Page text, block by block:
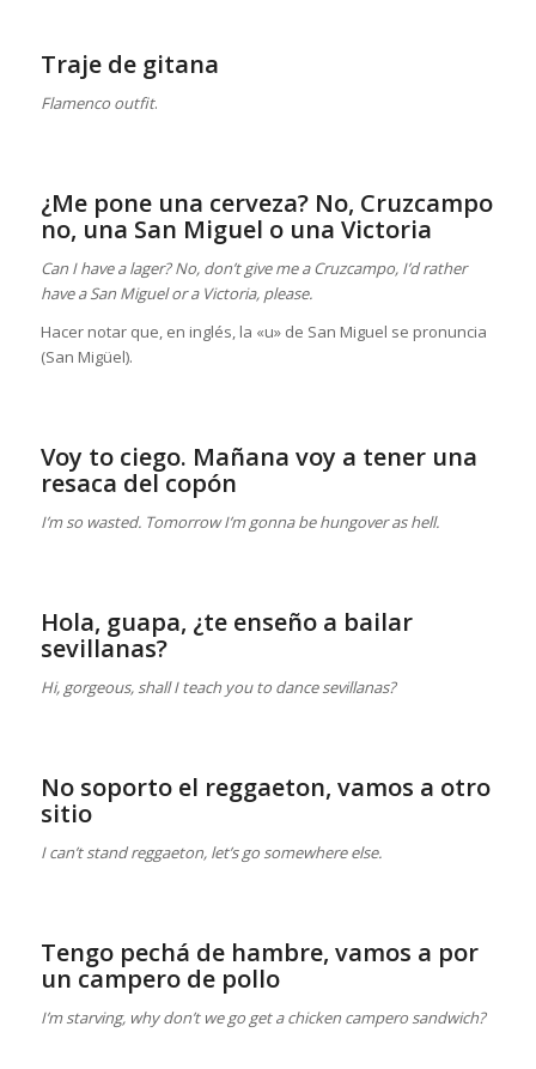
Traje de gitana
Flamenco outfit.
¿Me pone una cerveza? No, Cruzcampo
no, una San Miguel o una Victoria
Can I have a lager? No, don’t give me a Cruzcampo, I’d rather
have a San Miguel or a Victoria, please.
Hacer notar que, en inglés, la «u» de San Miguel se pronuncia
(San Migüel).
Voy to ciego. Mañana voy a tener una
resaca del copón
I’m so wasted. Tomorrow I’m gonna be hungover as hell.
Hola, guapa, ¿te enseño a bailar
sevillanas?
Hi, gorgeous, shall I teach you to dance sevillanas?
No soporto el reggaeton, vamos a otro
sitio
I can’t stand reggaeton, let’s go somewhere else.
Tengo pechá de hambre, vamos a por
un campero de pollo
I’m starving, why don’t we go get a chicken campero sandwich?